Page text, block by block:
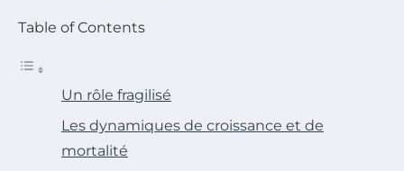
Table of Contents
Un rôle fragilisé
Les dynamiques de croissance et de
mortalité